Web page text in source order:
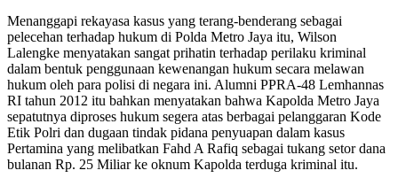
Menanggapi rekayasa kasus yang terang-benderang sebagai
pelecehan terhadap hukum di Polda Metro Jaya itu, Wilson
Lalengke menyatakan sangat prihatin terhadap perilaku kriminal
dalam bentuk penggunaan kewenangan hukum secara melawan
hukum oleh para polisi di negara ini. Alumni PPRA-48 Lemhannas
RI tahun 2012 itu bahkan menyatakan bahwa Kapolda Metro Jaya
sepatutnya diproses hukum segera atas berbagai pelanggaran Kode
Etik Polri dan dugaan tindak pidana penyuapan dalam kasus
Pertamina yang melibatkan Fahd A Rafiq sebagai tukang setor dana
bulanan Rp. 25 Miliar ke oknum Kapolda terduga kriminal itu.